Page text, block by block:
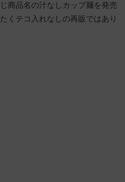
商品名の汁なしカップ麺を発売
くテコ入れなしの再販ではあり